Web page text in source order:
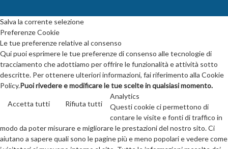
Salva la corrente selezione
Preferenze Cookie
Le tue preferenze relative al consenso
Qui puoi esprimere le tue preferenze di consenso alle tecnologie di
tracciamento che adottiamo per offrire le funzionalità e attività sotto
descritte. Per ottenere ulteriori informazioni, fai riferimento alla Cookie
Policy.Puoi rivedere e modificare le tue scelte in qualsiasi momento.
Accetta tutti Rifiuta tutti
Analytics
Questi cookie ci permettono di
contare le visite e fonti di traffico in
modo da poter misurare e migliorare le prestazioni del nostro sito. Ci
aiutano a sapere quali sono le pagine più e meno popolari e vedere come